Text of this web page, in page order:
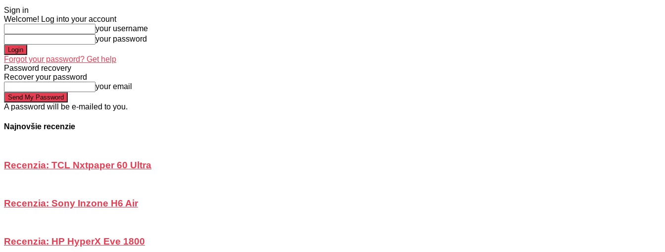
Sign in
Welcome! Log into your account
your username
your password
Forgot your password? Get help
Password recovery
Recover your password
your email
A password will be e-mailed to you.
Najnovšie recenzie
Recenzia: TCL Nxtpaper 60 Ultra
Recenzia: Sony Inzone H6 Air
Recenzia: HP HyperX Eve 1800